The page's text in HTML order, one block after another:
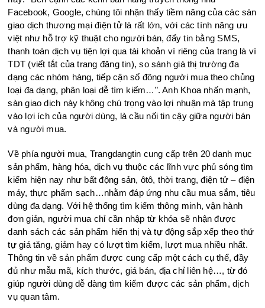
Facebook, Google, chúng tôi nhận thấy tiềm năng của các sàn
giao dịch thương mại điện tử là rất lớn, với các tính năng ưu
việt như hỗ trợ kỹ thuật cho người bán, đẩy tin bằng SMS,
thanh toán dịch vụ tiện lợi qua tài khoản ví riêng của trang là ví
TDT (viết tắt của trang đăng tin), so sánh giá thị trường đa
dạng các nhóm hàng, tiếp cận số đông người mua theo chủng
loại đa dạng, phân loại dễ tìm kiếm…”. Anh Khoa nhấn mạnh,
sàn giao dịch này không chú trọng vào lợi nhuận mà tập trung
vào lợi ích của người dùng, là cầu nối tin cậy giữa người bán
và người mua.
Về phía người mua, Trangdangtin cung cấp trên 20 danh mục
sản phẩm, hàng hóa, dịch vụ thuộc các lĩnh vực phủ sóng tìm
kiếm hiện nay như bất động sản, ôtô, thời trang, điện tử – điện
máy, thực phẩm sạch…nhằm đáp ứng nhu cầu mua sắm, tiêu
dùng đa dạng. Với hệ thống tìm kiếm thông minh, vận hành
đơn giản, người mua chỉ cần nhập từ khóa sẽ nhận được
danh sách các sản phẩm hiển thị và tự động sắp xếp theo thứ
tự giá tăng, giảm hay có lượt tìm kiếm, lượt mua nhiều nhất.
Thông tin về sản phẩm được cung cấp một cách cụ thể, đầy
đủ như mẫu mã, kích thước, giá bán, địa chỉ liên hệ…, từ đó
giúp người dùng dễ dàng tìm kiếm được các sản phẩm, dịch
vụ quan tâm.